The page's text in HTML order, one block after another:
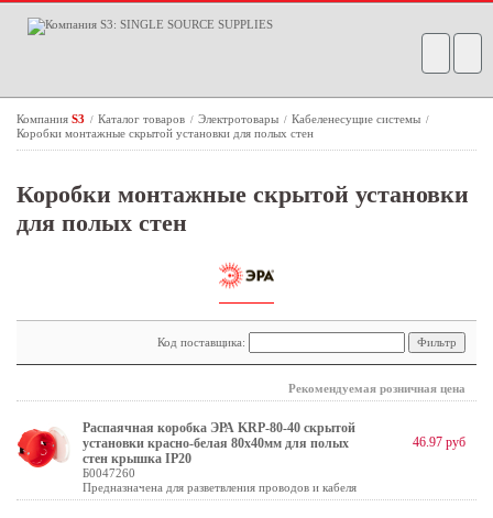
Компания S3 / Каталог товаров / Электротовары / Кабеленесущие системы /
Коробки монтажные скрытой установки для полых стен
Коробки монтажные скрытой установки
для полых стен
Код поставщика:
Рекомендуемая розничная цена
Распаячная коробка ЭРА KRP-80-40 скрытой
установки красно-белая 80х40мм для полых
стен крышка IP20
Б0047260
Предназначена для разветвления проводов и кабеля
46.97 руб